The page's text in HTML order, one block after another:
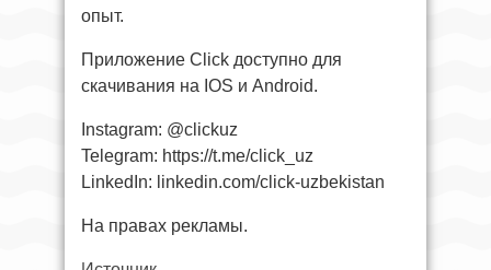
опыт.
Приложение Click доступно для
скачивания на IOS и Android.
Instagram: @clickuz
Telegram: https://t.me/click_uz
LinkedIn: linkedin.com/click-uzbekistan
На правах рекламы.